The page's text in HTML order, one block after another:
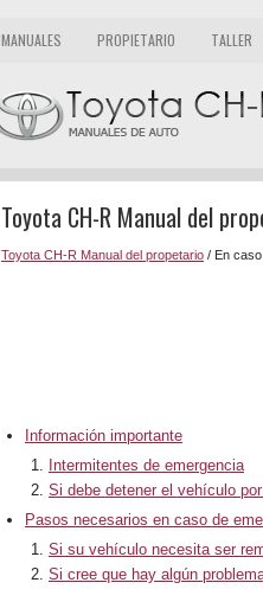
MANUALES PROPIETARIO TALLER
Toyota CH-R Manual del
Toyota CH-R Manual del propetario / En
Información importante
Intermitentes de emergencia
Si debe detener el vehículo
Pasos necesarios en caso de
Si su vehículo necesita ser
Si cree que hay algún